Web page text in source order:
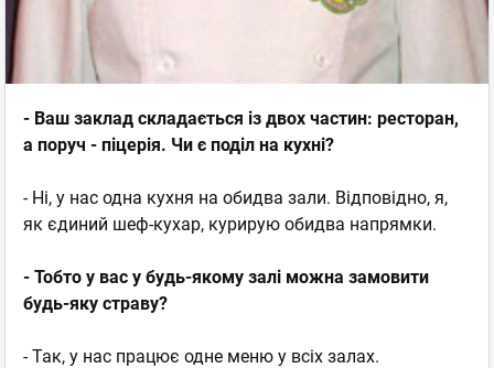
- Ваш заклад складається із двох частин: ресторан,
а поруч - піцерія. Чи є поділ на кухні?
- Ні, у нас одна кухня на обидва зали. Відповідно, я,
як єдиний шеф-кухар, курирую обидва напрямки.
- Тобто у вас у будь-якому залі можна замовити
будь-яку страву?
- Так, у нас працює одне меню у всіх залах.